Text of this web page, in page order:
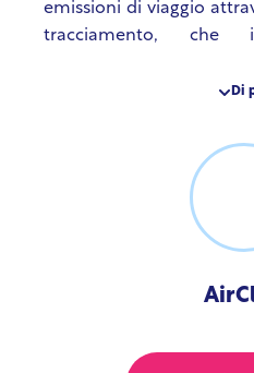
emissioni di viaggio
tracciamento, che
effettuare un'analisi
Danno inoltre
segnalare le proprie
distanze e
maggior parte delle
Di